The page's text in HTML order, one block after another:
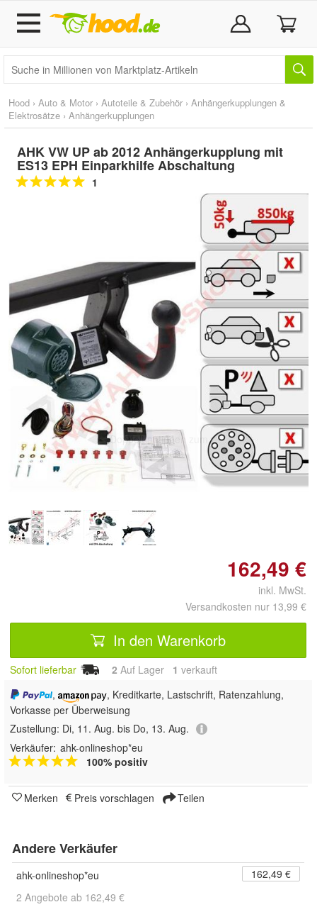
Hood › Auto & Motor › Autoteile & Zubehör › Anhängerkupplungen &
Elektrosätze › Anhängerkupplungen
AHK VW UP ab 2012 Anhängerkupplung mit
ES13 EPH Einparkhilfe Abschaltung
1
Doppelt antippen zum
vergrößern
162,49 €
inkl. MwSt.
Versandkosten nur 13,99 €
In den Warenkorb
Sofort lieferbar 2 Auf Lager 1 verkauft
,
, Kreditkarte, Lastschrift, Ratenzahlung,
Vorkasse per Überweisung
Zustellung: Di, 11. Aug. bis Do, 13. Aug.
Verkäufer: ahk-onlineshop*eu
100% positiv
Merken Preis vorschlagen Teilen
Andere Verkäufer
ahk-onlineshop*eu
162,49 €
2 Angebote ab 162,49 €